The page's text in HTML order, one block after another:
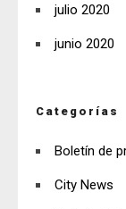
julio 2020
junio 2020
Categorías
Boletín de
City News